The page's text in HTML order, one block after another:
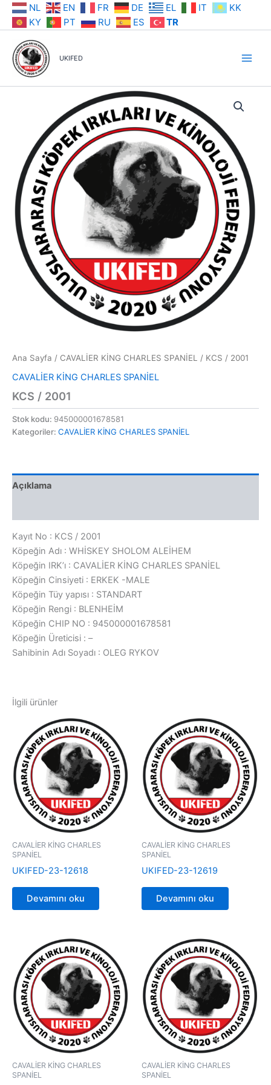
İçeriğe NL EN FR DE EL IT
KK
KY
PT RU ES TR
UKIFED
Ana Sayfa / CAVALİER KİNG CHARLES SPANİEL / KCS / 2001
CAVALİER KİNG CHARLES SPANİEL
KCS / 2001
Stok kodu: 945000001678581
Kategoriler: CAVALİER KİNG CHARLES SPANİEL
Açıklama
Kayıt No : KCS / 2001
Köpeğin Adı : WHİSKEY SHOLOM ALEİHEM
Köpeğin IRK’ı : CAVALİER KİNG CHARLES SPANİEL
Köpeğin Cinsiyeti : ERKEK -MALE
Köpeğin Tüy yapısı : STANDART
Köpeğin Rengi : BLENHEİM
Köpeğin CHIP NO : 945000001678581
Köpeğin Üreticisi : –
Sahibinin Adı Soyadı : OLEG RYKOV
İlgili ürünler
CAVALİER KİNG CHARLES
SPANİEL
UKIFED-23-12618
Devamını oku
CAVALİER KİNG CHARLES
SPANİEL
UKIFED-23-12619
Devamını oku
CAVALİER KİNG CHARLES
SPANİEL
CAVALİER KİNG CHARLES
SPANİEL